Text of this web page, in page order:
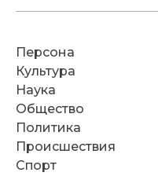
Персона
Культура
Наука
Общество
Политика
Происшествия
Спорт